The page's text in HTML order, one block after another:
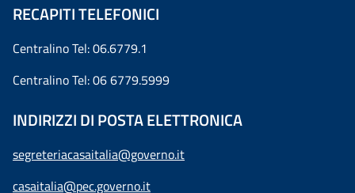
RECAPITI TELEFONICI
Centralino Tel: 06.6779.1
Centralino Tel: 06 6779.5999
INDIRIZZI DI POSTA ELETTRONICA
segreteriacasaitalia@governo.it
casaitalia@pec.governo.it